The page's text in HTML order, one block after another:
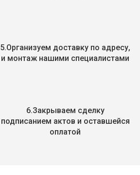
5.Организуем доставку по адресу,
и монтаж нашими специалистами
6.Закрываем сделку
подписанием актов и оставшейся
оплатой